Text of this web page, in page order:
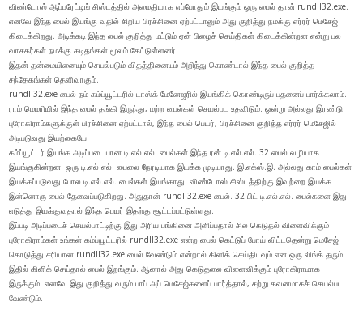
விண்டோஸ் ஆப்பரேட்டிங் சிஸ்டத்தில் அமைதியாக எப்போதும் இயங்கும் ஒரு பைல் தான் rundll32.exe.
எனவே இந்த பைல் இயங்கு வதில் சிறிய பிரச்சினை ஏற்பட்டாலும் அது குறித்து நமக்கு எர்ரர் மெசேஜ்
கிடைக்கிறது. அடிக்கடி இந்த பைல் குறித்து மட்டும் ஏன் பிழைச் செய்திகள் கிடைக்கின்றன என்று பல
வாசகர்கள் நமக்கு கடிதங்கள் மூலம் கேட்டுள்ளனர்.
இதன் தன்மையினையும் செயல்படும் விதத்தினையும் அறிந்து கொண்டால் இந்த பைல் குறித்த
சந்தேகங்கள் தெளிவாகும்.
rundll32.exe பைல் நம் கம்ப்யூட்டரில் டாஸ்க் மேனேஜரில் இயங்கிக் கொண்டிருப் பதனைப் பார்க்கலாம்.
ராம் மெமரியில் இந்த பைல் தங்கி இருந்து, மற்ற பைல்கள் செயல்பட உதவிடும். ஒன்று அல்லது இரண்டு
புரோகிராம்களுக்குள் பிரச்சினை ஏற்பட்டால், இந்த பைல் பெயர், பிரச்சினை குறித்த எர்ரர் மெசேஜில்
அடிபடுவது இயற்கையே.
கம்ப்யூட்டர் இயங்க அடிப்படையான டி.எல்.எல். பைல்கள் இந்த ரன் டி.எல்.எல். 32 பைல் வழியாக
இயங்குகின்றன. ஒரு டி.எல்.எல். பைலை நேரடியாக இயக்க முடியாது. இ.எக்ஸ்.இ. அல்லது காம் பைல்கள்
இயக்கப்படுவது போல டி.எல்.எல். பைல்கள் இயங்காது. விண்டோஸ் சிஸ்டத்திற்கு இவற்றை இயக்க
இன்னொரு பைல் தேவைப்படுகிறது. அதுதான் rundll32.exe பைல். 32 பிட் டி.எல்.எல். பைல்களை இது
எடுத்து இயக்குவதால் இந்த பெயர் இதற்கு சூட்டப்பட்டுள்ளது.
இப்படி அடிப்படைச் செயல்பாட்டிற்கு இது அரிய பங்கினை அளிப்பதால் சில கெடுதல் விளைவிக்கும்
புரோகிராம்கள் உங்கள் கம்ப்யூட்டரில் rundll32.exe என்ற பைல் கெட்டுப் போய் விட்டதென்று மெசேஜ்
கொடுத்து சரியான rundll32.exe பைல் வேண்டும் என்றால் கிளிக் செய்திடவும் என ஒரு லிங்க் தரும்.
இதில் கிளிக் செய்தால் பைல் இறங்கும். ஆனால் அது கெடுதலை விளைவிக்கும் புரோகிராமாக
இருக்கும். எனவே இது குறித்து வரும் பாப் அப் மெசேஜ்களைப் பார்த்தால், சற்று கவனமாகச் செயல்பட
வேண்டும்.